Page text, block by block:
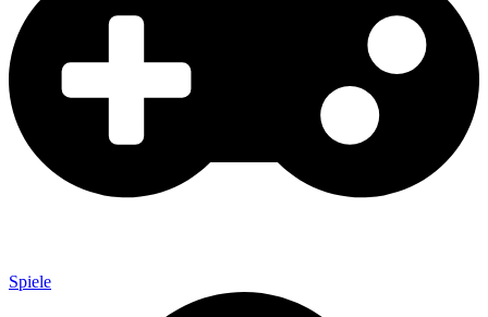
Spiele